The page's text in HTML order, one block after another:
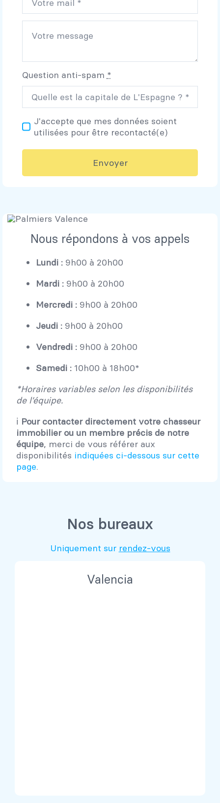
Question anti-spam *
J'accepte que mes données soient
utilisées pour être recontacté(e)
Envoyer
Nous répondons à vos appels
Lundi :9h00 à 20h00
Mardi :9h00 à 20h00
Mercredi :9h00 à 20h00
Jeudi :9h00 à 20h00
Vendredi :9h00 à 20h00
Samedi :10h00 à 18h00*
*Horaires variables selon les disponibilités
de l’équipe.
ℹ️ Pour contacter directement votre chasseur
immobilier ou un membre précis de notre
équipe, merci de vous référer aux
disponibilités indiquées ci-dessous sur cette
page.
Nos bureaux
Uniquement sur rendez-vous
Valencia